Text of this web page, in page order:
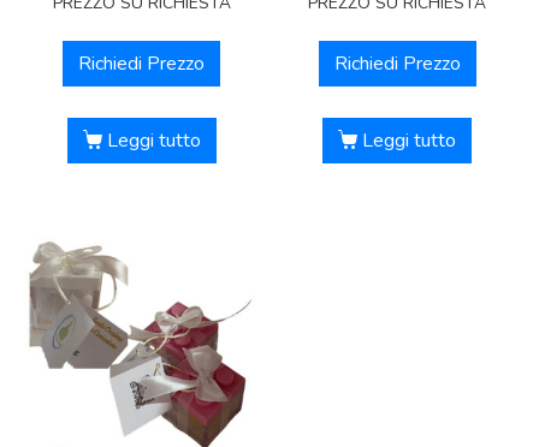
Richiedi Prezzo
Leggi tutto
Richiedi Prezzo
Leggi tutto